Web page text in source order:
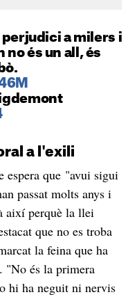
perjudici a milers i
no és un all, és
a l'exili
espera que "avui sigui
passat molts anys i
així perquè la llei
que no es troba
la feina que ha
"No és la primera
hi ha neguit ni nervis